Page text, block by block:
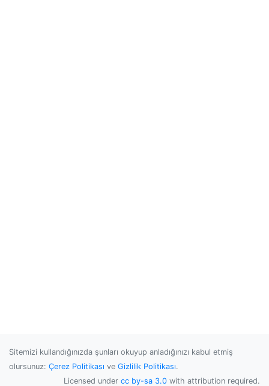
Sitemizi kullandığınızda şunları okuyup anladığınızı kabul etmiş
olursunuz: Çerez Politikası ve Gizlilik Politikası.
Licensed under cc by-sa 3.0 with attribution required.